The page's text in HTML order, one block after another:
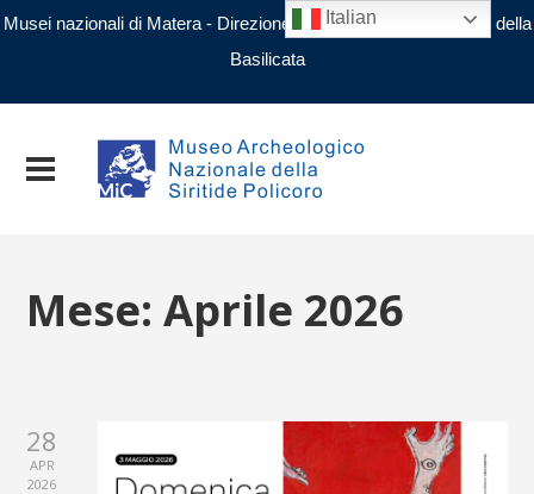
Musei nazionali di Matera - Direzione regionale Musei nazionali della
Basilicata
Mese:Aprile 2026
28
APR
2026
Italian